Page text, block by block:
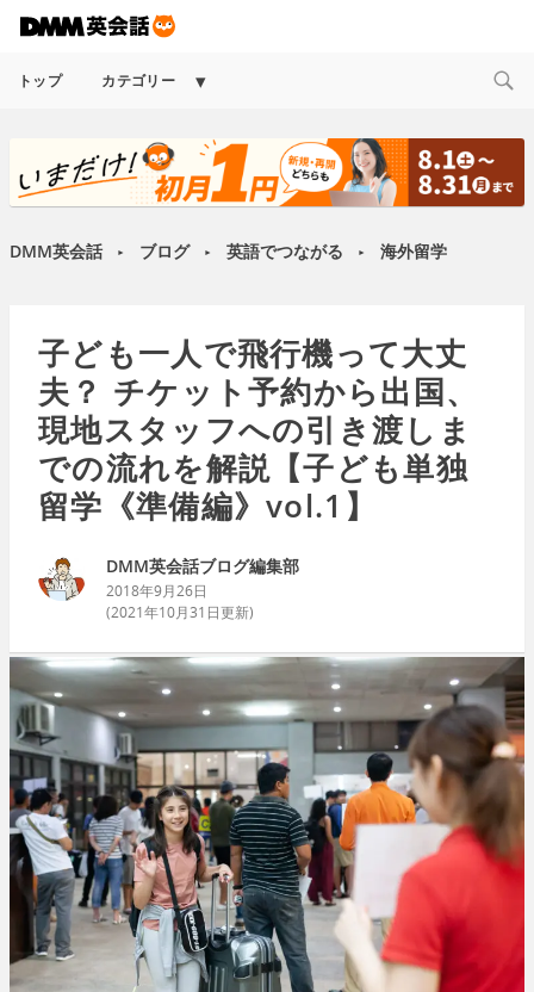
トップ カテゴリー
Expand
menu
DMM英会話 ► ブログ ► 英語でつながる ► 海外留学
子ども一人で飛行機って大丈
夫？ チケット予約から出国、
現地スタッフへの引き渡しま
での流れを解説【子ども単独
留学《準備編》vol.1】
DMM英会話ブログ編集部
2018年9月26日
(2021年10月31日更新)